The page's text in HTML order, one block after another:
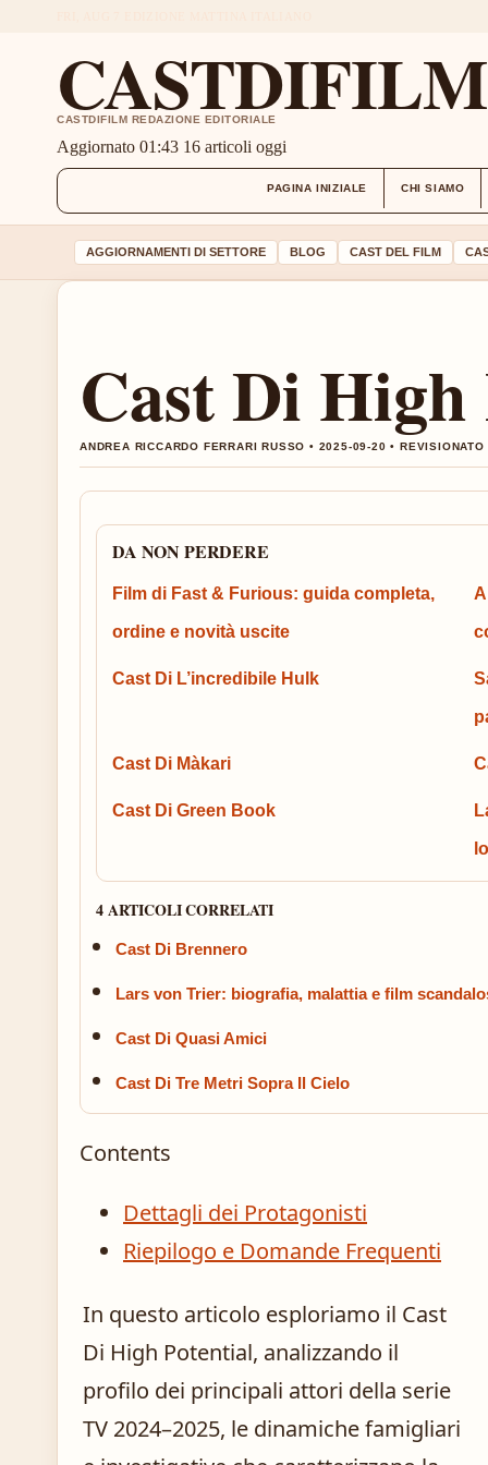
CASTDIFILM REDAZIONE EDITORIALE
Aggiornato 01:43 16 articoli oggi
PAGINA INIZIALE CHI SIAMO
AGGIORNAMENTI DI SETTORE BLOG CAST DEL FILM
Cast Di
ANDREA RICCARDO FERRARI RUSSO • 2025-09-20 •
DA NON PERDERE
Film di Fast & Furious: guida completa,
ordine e novità uscite
Cast Di L’incredibile Hulk
Cast Di Màkari
Cast Di Green Book
4 ARTICOLI CORRELATI
Cast Di Brennero
Lars von Trier: biografia, malattia e film
Cast Di Quasi Amici
Cast Di Tre Metri Sopra Il Cielo
Contents
Dettagli dei Protagonisti
Riepilogo e Domande Frequenti
In questo articolo esploriamo il Cast
Di High Potential, analizzando il
profilo dei principali attori della serie
TV 2024–2025, le dinamiche famigliari